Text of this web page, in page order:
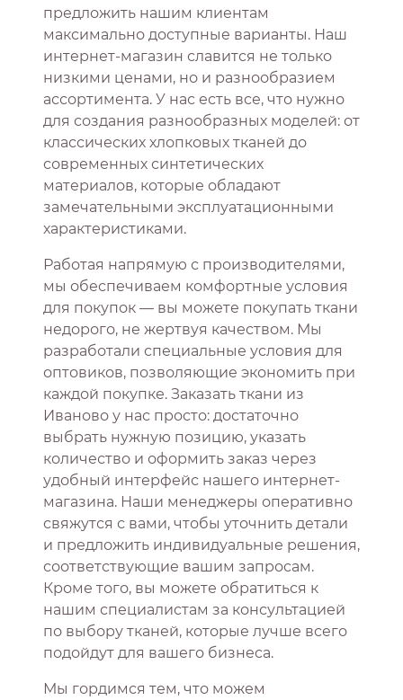
предложить нашим клиентам
максимально доступные варианты. Наш
интернет-магазин славится не только
низкими ценами, но и разнообразием
ассортимента. У нас есть все, что нужно
для создания разнообразных моделей: от
классических хлопковых тканей до
современных синтетических
материалов, которые обладают
замечательными эксплуатационными
характеристиками.
Работая напрямую с производителями,
мы обеспечиваем комфортные условия
для покупок — вы можете покупать ткани
недорого, не жертвуя качеством. Мы
разработали специальные условия для
оптовиков, позволяющие экономить при
каждой покупке. Заказать ткани из
Иваново у нас просто: достаточно
выбрать нужную позицию, указать
количество и оформить заказ через
удобный интерфейс нашего интернет-
магазина. Наши менеджеры оперативно
свяжутся с вами, чтобы уточнить детали
и предложить индивидуальные решения,
соответствующие вашим запросам.
Кроме того, вы можете обратиться к
нашим специалистам за консультацией
по выбору тканей, которые лучше всего
подойдут для вашего бизнеса.
Мы гордимся тем, что можем